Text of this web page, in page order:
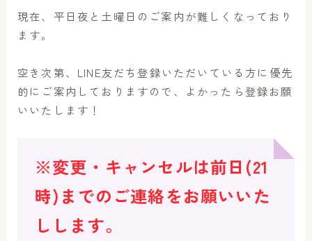
現在、平日夜と土曜日のご案内が難しくなっており
ます。
空き次第、LINE友だち登録いただいている方に優先
的にご案内しておりますので、よかったら登録お願
いいたします！
※変更・キャンセルは前日(21
時)までのご連絡をお願いいた
しします。